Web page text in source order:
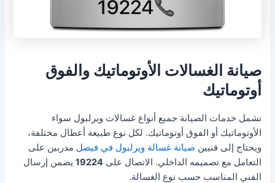
صيانة الغسالات الأوتوماتيك والفوق
أوتوماتيك
تشمل خدمات الصيانة جميع أنواع غسالات ويرلبول سواء
الأوتوماتيك أو الفوق أوتوماتيك. لكل نوع طبيعة أعطال مختلفة،
ويحتاج إلى فنيين صيانة غسالة ويرلبول في فيصل مدربين على
التعامل مع تصميمه الداخلي. الاتصال على19224 يضمن إرسال
الفني المناسب حسب نوع الغسالة.